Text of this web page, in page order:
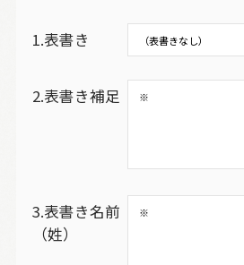
1.表書き
2.表書き補足
3.表書き名前
（姓）